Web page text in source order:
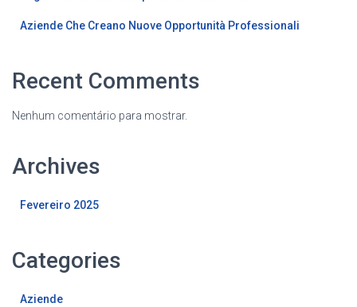
Aziende Che Creano Nuove Opportunità Professionali
Recent Comments
Nenhum comentário para mostrar.
Archives
Fevereiro 2025
Categories
Aziende